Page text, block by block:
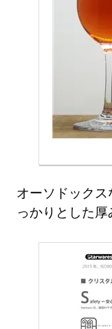
オーソドック
っかりとした厚